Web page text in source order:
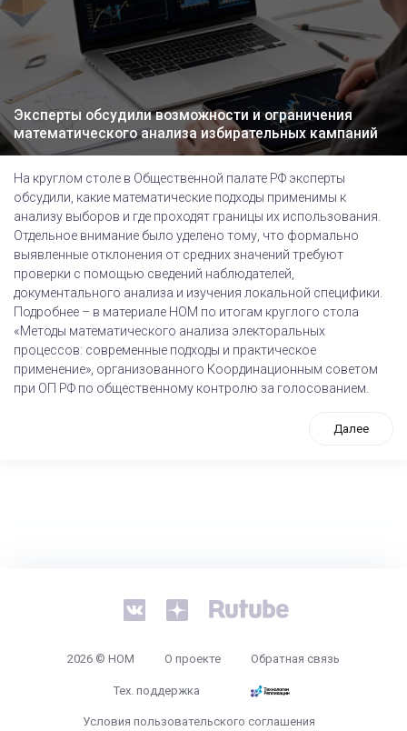
Эксперты обсудили возможности и ограничения
математического анализа избирательных кампаний
На круглом столе в Общественной палате РФ эксперты
обсудили, какие математические подходы применимы к
анализу выборов и где проходят границы их использования.
Отдельное внимание было уделено тому, что формально
выявленные отклонения от средних значений требуют
проверки с помощью сведений наблюдателей,
документального анализа и изучения локальной специфики.
Подробнее – в материале НОМ по итогам круглого стола
«Методы математического анализа электоральных
процессов: современные подходы и практическое
применение», организованного Координационным советом
при ОП РФ по общественному контролю за голосованием.
Далее
2026 © НОМ О проекте Обратная связь
Тех. поддержка
Условия пользовательского соглашения